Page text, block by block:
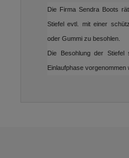
Die Firma Sendra Boots
Stiefel evtl. mit einer
oder Gummi zu besohlen.
Die Besohlung der
Einlaufphase vorgenommen